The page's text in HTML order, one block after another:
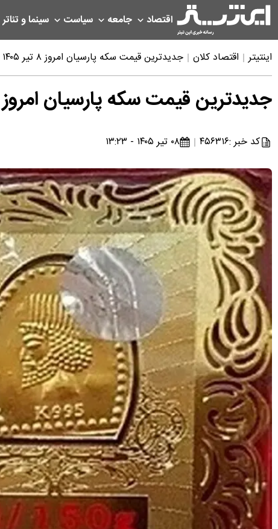
اقتصاد جامعه سیاست سینما و تئاتر
اینتیتر اقتصاد کلان جدیدترین قیمت سکه پارسیان امروز ۸ تیر ۱۴۰۵ در سوت‌های مختلف
جدیدترین قیمت سکه پارسیان امروز ۸ تیر ۱۴۰۵ در سوت‌های مختلف
کد خبر :۴۵۶۳۱۶ ۰۸ تیر ۱۴۰۵ - ۱۳:۲۳